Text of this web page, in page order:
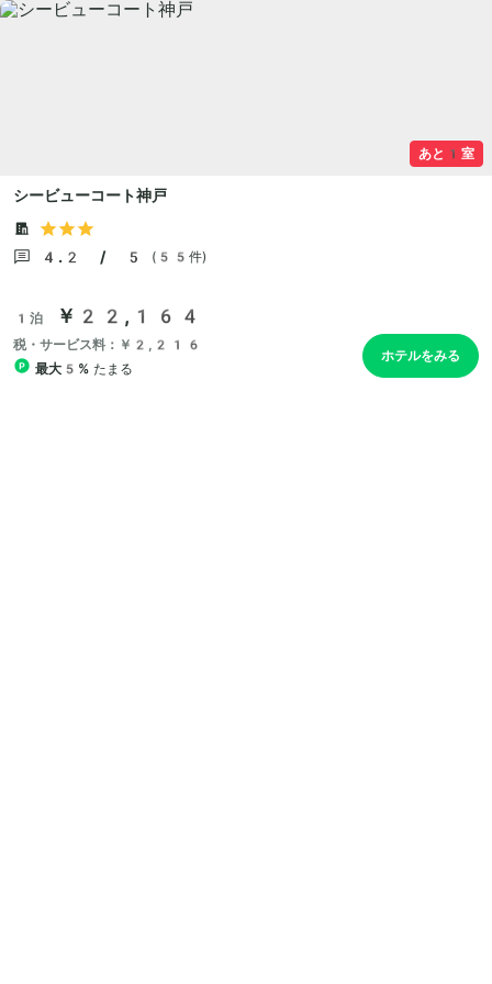
あと1室
シービューコート神戸
4.2 / 5 (55件)
1泊 ￥22,164
税・サービス料：￥2,216
最大5% たまる
ホテルをみる